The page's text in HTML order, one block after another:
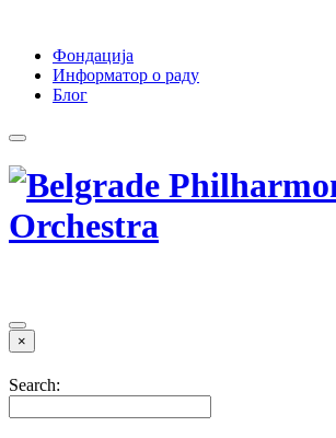
Фондација
Информатор о раду
Блог
×
Search: